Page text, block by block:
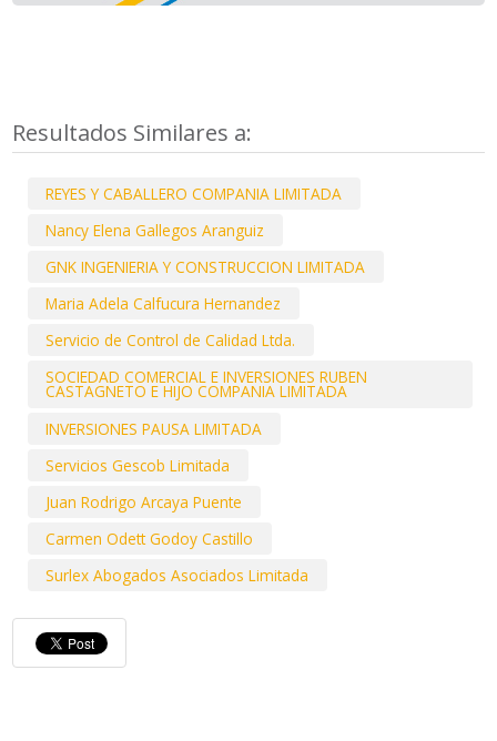
Resultados Similares a:
REYES Y CABALLERO COMPANIA LIMITADA
Nancy Elena Gallegos Aranguiz
GNK INGENIERIA Y CONSTRUCCION LIMITADA
Maria Adela Calfucura Hernandez
Servicio de Control de Calidad Ltda.
SOCIEDAD COMERCIAL E INVERSIONES RUBEN
CASTAGNETO E HIJO COMPANIA LIMITADA
INVERSIONES PAUSA LIMITADA
Servicios Gescob Limitada
Juan Rodrigo Arcaya Puente
Carmen Odett Godoy Castillo
Surlex Abogados Asociados Limitada